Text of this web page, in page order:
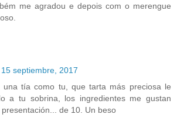
me agradou e depois com o merengue
septiembre, 2017
una tía como tu, que tarta más preciosa le
a tu sobrina, los ingredientes me gustan
de 10. Un beso